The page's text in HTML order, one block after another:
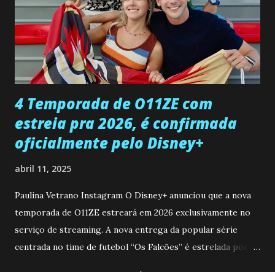
Rogerio consegue se livrar de todas as suspeitas pelo
desaparecimento de Francisco, apontando que ele poderia
ter sido vítima da fúria de Gabriel. Artur informa a Gabriel
que a clínica inseminou por engano outra paciente, que está
...
4 Temporada de O11ZE com
estreia pra 2026, é confirmada
oficialmente pelo Disney+
abril 11, 2025
Paulina Vetrano Instagram O Disney+ anunciou que a nova
temporada de O11ZE estreará em 2026 exclusivamente no
serviço de streaming. A nova entrega da popular série
centrada no time de futebol “Os Falcões” é estrelada por